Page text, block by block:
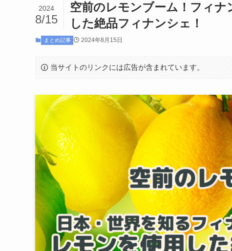
空前のレモンブーム！フィ
した絶品フィナンシェ！
2024
8/15
まとめ記事 2024年8月15日
当サイトのリンクには広告が含まれています。